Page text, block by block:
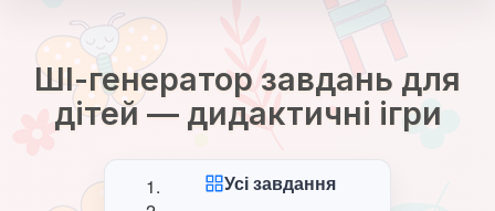
ШІ-генератор завдань для
дітей — дидактичні ігри
Усі завдання